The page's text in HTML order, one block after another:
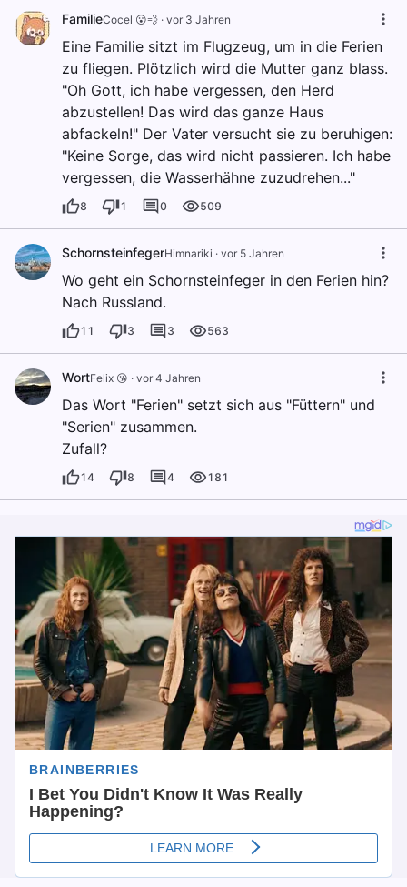
FamilieCocel 😮💨 · vor 3 Jahren
Eine Familie sitzt im Flugzeug, um in die Ferien
zu fliegen. Plötzlich wird die Mutter ganz blass.
"Oh Gott, ich habe vergessen, den Herd
abzustellen! Das wird das ganze Haus
abfackeln!" Der Vater versucht sie zu beruhigen:
"Keine Sorge, das wird nicht passieren. Ich habe
vergessen, die Wasserhähne zuzudrehen..."
8 1 0 509
SchornsteinfegerHimnariki · vor 5 Jahren
Wo geht ein Schornsteinfeger in den Ferien hin?
Nach Russland.
11 3 3 563
WortFelix 😘 · vor 4 Jahren
Das Wort "Ferien" setzt sich aus "Füttern" und
"Serien" zusammen.
Zufall?
14 8 4 181